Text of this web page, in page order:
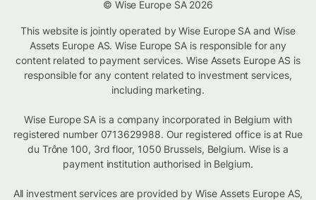
© Wise Europe SA 2026
This website is jointly operated by Wise Europe SA and Wise
Assets Europe AS. Wise Europe SA is responsible for any
content related to payment services. Wise Assets Europe AS is
responsible for any content related to investment services,
including marketing.
Wise Europe SA is a company incorporated in Belgium with
registered number 0713629988. Our registered office is at Rue
du Trône 100, 3rd floor, 1050 Brussels, Belgium. Wise is a
payment institution authorised in Belgium.
All investment services are provided by Wise Assets Europe AS,